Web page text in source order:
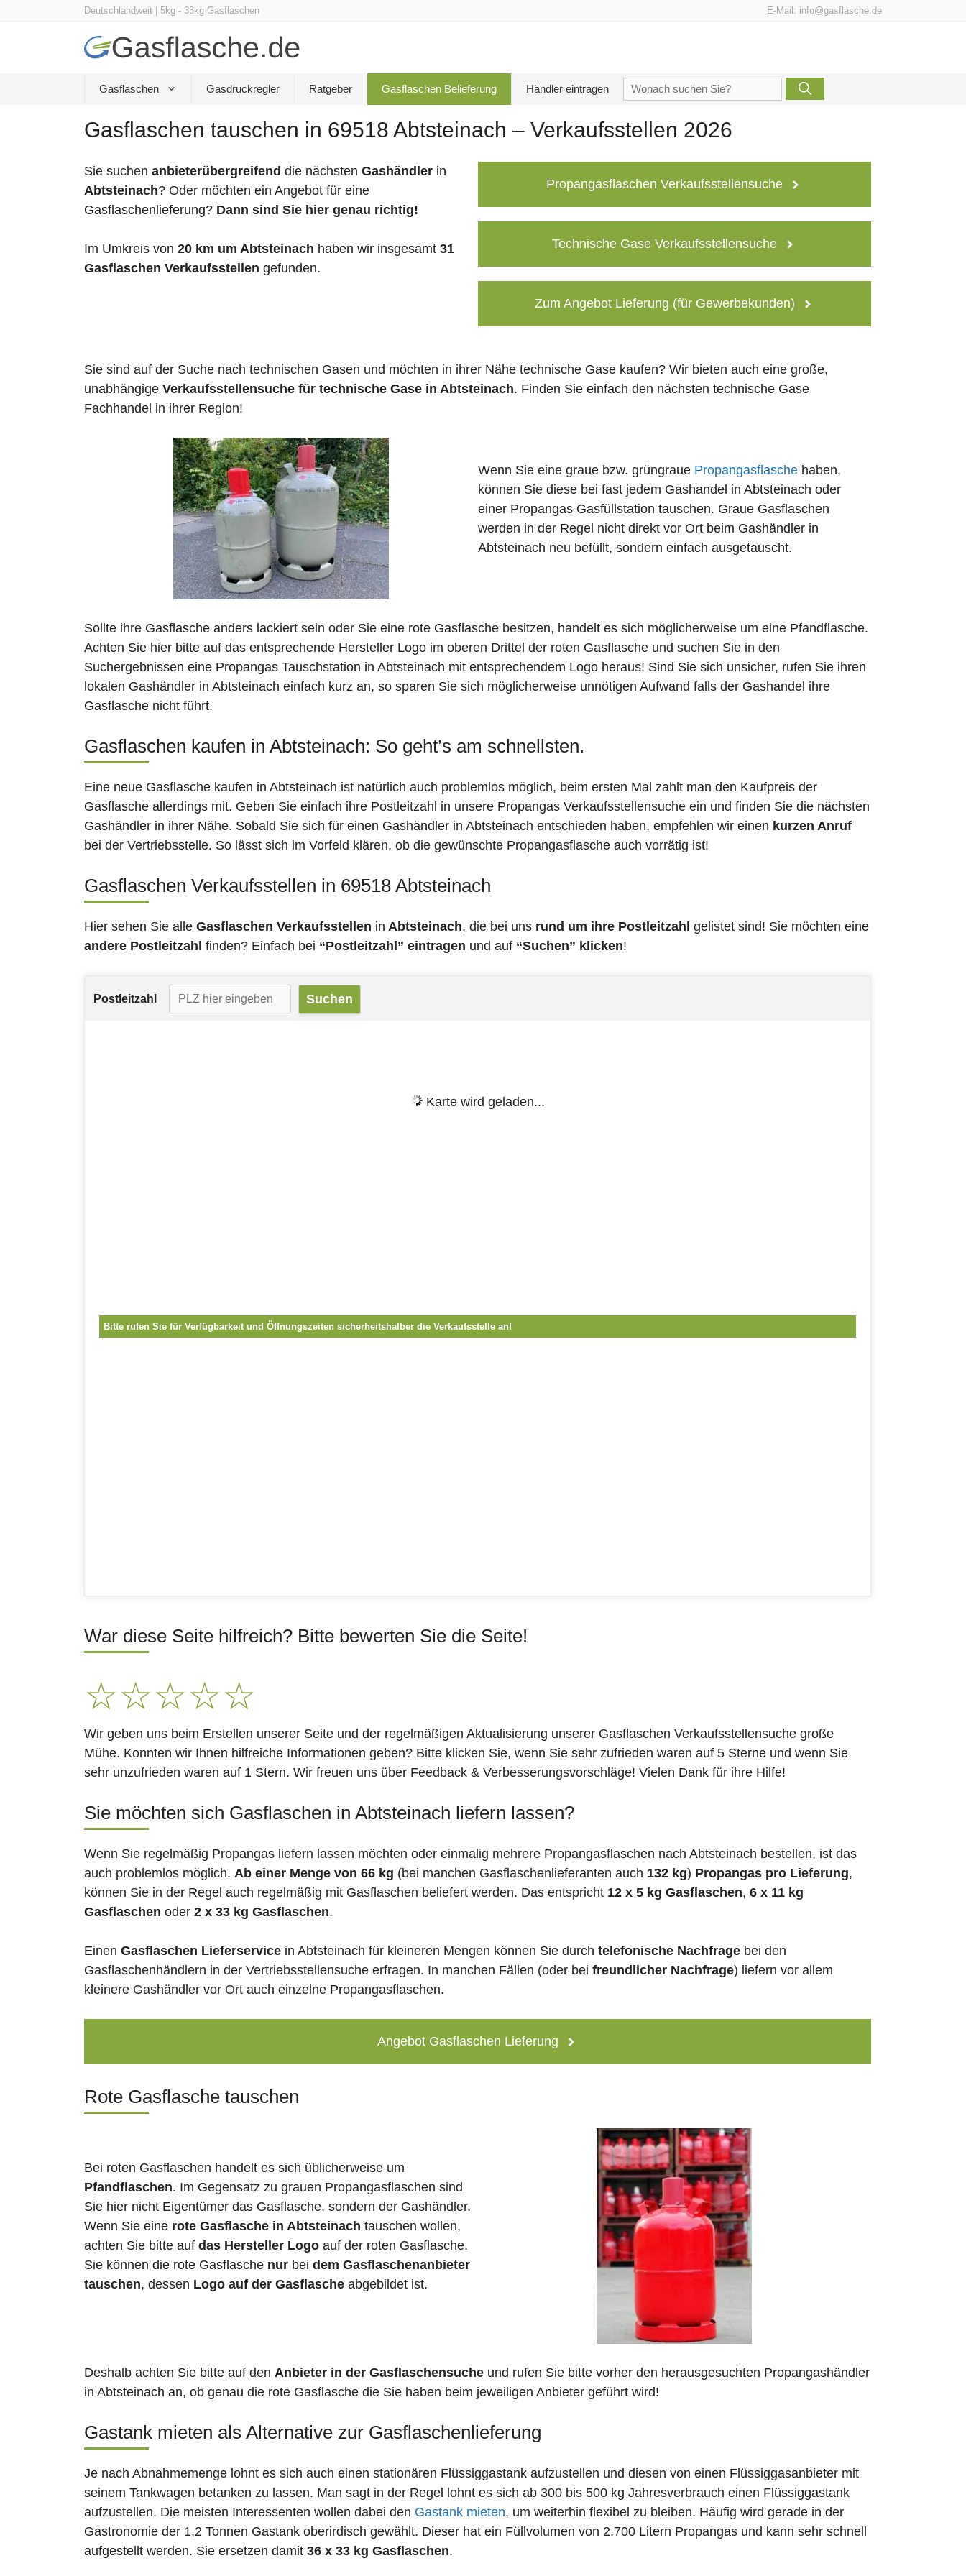
E-Mail: info@gasflasche.de
Deutschlandweit | 5kg - 33kg Gasflaschen
Gasflaschen Gasdruckregler Ratgeber Gasflaschen Belieferung Händler eintragen
Suche
Gasflaschen tauschen in 69518 Abtsteinach – Verkaufsstellen 2026
Sie suchen anbieterübergreifend die nächsten Gashändler in
Abtsteinach? Oder möchten ein Angebot für eine
Gasflaschenlieferung? Dann sind Sie hier genau richtig!
Im Umkreis von 20 km um Abtsteinach haben wir insgesamt 31
Gasflaschen Verkaufsstellen gefunden.
Propangasflaschen Verkaufsstellensuche
Technische Gase Verkaufsstellensuche
Zum Angebot Lieferung (für Gewerbekunden)
Sie sind auf der Suche nach technischen Gasen und möchten in ihrer Nähe technische Gase kaufen? Wir bieten auch eine große,
unabhängige Verkaufsstellensuche für technische Gase in Abtsteinach. Finden Sie einfach den nächsten technische Gase
Fachhandel in ihrer Region!
Wenn Sie eine graue bzw. grüngraue Propangasflaschehaben,
können Sie diese bei fast jedem Gashandel in Abtsteinach oder
einer Propangas Gasfüllstation tauschen. Graue Gasflaschen
werden in der Regel nicht direkt vor Ort beim Gashändler in
Abtsteinach neu befüllt, sondern einfach ausgetauscht.
Sollte ihre Gasflasche anders lackiert sein oder Sie eine rote Gasflasche besitzen, handelt es sich möglicherweise um eine Pfandflasche.
Achten Sie hier bitte auf das entsprechende Hersteller Logo im oberen Drittel der roten Gasflasche und suchen Sie in den
Suchergebnissen eine Propangas Tauschstation in Abtsteinach mit entsprechendem Logo heraus! Sind Sie sich unsicher, rufen Sie ihren
lokalen Gashändler in Abtsteinach einfach kurz an, so sparen Sie sich möglicherweise unnötigen Aufwand falls der Gashandel ihre
Gasflasche nicht führt.
Gasflaschen kaufen in Abtsteinach: So geht’s am schnellsten.
Eine neue Gasflasche kaufen in Abtsteinach ist natürlich auch problemlos möglich, beim ersten Mal zahlt man den Kaufpreis der
Gasflasche allerdings mit. Geben Sie einfach ihre Postleitzahl in unsere Propangas Verkaufsstellensuche ein und finden Sie die nächsten
Gashändler in ihrer Nähe. Sobald Sie sich für einen Gashändler in Abtsteinach entschieden haben, empfehlen wir einen kurzen Anruf
bei der Vertriebsstelle. So lässt sich im Vorfeld klären, ob die gewünschte Propangasflasche auch vorrätig ist!
Gasflaschen Verkaufsstellen in 69518 Abtsteinach
Hier sehen Sie alle Gasflaschen Verkaufsstellen in Abtsteinach, die bei uns rund um ihre Postleitzahl gelistet sind! Sie möchten eine
andere Postleitzahl finden? Einfach bei “Postleitzahl” eintragen und auf “Suchen” klicken!
Postleitzahl
Karte wird geladen...
Bitte rufen Sie für Verfügbarkeit und Öffnungszeiten sicherheitshalber die Verkaufsstelle an!
War diese Seite hilfreich? Bitte bewerten Sie die Seite!
☆☆☆☆☆
Wir geben uns beim Erstellen unserer Seite und der regelmäßigen Aktualisierung unserer Gasflaschen Verkaufsstellensuche große
Mühe. Konnten wir Ihnen hilfreiche Informationen geben? Bitte klicken Sie, wenn Sie sehr zufrieden waren auf 5 Sterne und wenn Sie
sehr unzufrieden waren auf 1 Stern. Wir freuen uns über Feedback & Verbesserungsvorschläge! Vielen Dank für ihre Hilfe!
Sie möchten sich Gasflaschen in Abtsteinach liefern lassen?
Wenn Sie regelmäßig Propangas liefern lassen möchten oder einmalig mehrere Propangasflaschen nach Abtsteinach bestellen, ist das
auch problemlos möglich. Ab einer Menge von 66 kg (bei manchen Gasflaschenlieferanten auch 132 kg) Propangas pro Lieferung,
können Sie in der Regel auch regelmäßig mit Gasflaschen beliefert werden. Das entspricht 12 x 5 kg Gasflaschen, 6 x 11 kg
Gasflaschen oder 2 x 33 kg Gasflaschen.
Einen Gasflaschen Lieferservice in Abtsteinach für kleineren Mengen können Sie durch telefonische Nachfrage bei den
Gasflaschenhändlern in der Vertriebsstellensuche erfragen. In manchen Fällen (oder bei freundlicher Nachfrage) liefern vor allem
kleinere Gashändler vor Ort auch einzelne Propangasflaschen.
Angebot Gasflaschen Lieferung
Rote Gasflasche tauschen
Bei roten Gasflaschen handelt es sich üblicherweise um
Pfandflaschen. Im Gegensatz zu grauen Propangasflaschen sind
Sie hier nicht Eigentümer das Gasflasche, sondern der Gashändler.
Wenn Sie eine rote Gasflasche in Abtsteinach tauschen wollen,
achten Sie bitte auf das Hersteller Logo auf der roten Gasflasche.
Sie können die rote Gasflasche nur bei dem Gasflaschenanbieter
tauschen, dessen Logo auf der Gasflasche abgebildet ist.
Deshalb achten Sie bitte auf den Anbieter in der Gasflaschensuche und rufen Sie bitte vorher den herausgesuchten Propangashändler
in Abtsteinach an, ob genau die rote Gasflasche die Sie haben beim jeweiligen Anbieter geführt wird!
Gastank mieten als Alternative zur Gasflaschenlieferung
Je nach Abnahmemenge lohnt es sich auch einen stationären Flüssiggastank aufzustellen und diesen von einen Flüssiggasanbieter mit
seinem Tankwagen betanken zu lassen. Man sagt in der Regel lohnt es sich ab 300 bis 500 kg Jahresverbrauch einen Flüssiggastank
aufzustellen. Die meisten Interessenten wollen dabei den Gastank mieten, um weiterhin flexibel zu bleiben. Häufig wird gerade in der
Gastronomie der 1,2 Tonnen Gastank oberirdisch gewählt. Dieser hat ein Füllvolumen von 2.700 Litern Propangas und kann sehr schnell
aufgestellt werden. Sie ersetzen damit 36 x 33 kg Gasflaschen.